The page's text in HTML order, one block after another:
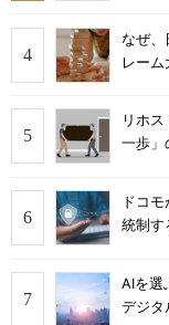
なぜ、
レー
リホ
一歩」
ドコ
統制す
AIを選
デジタ